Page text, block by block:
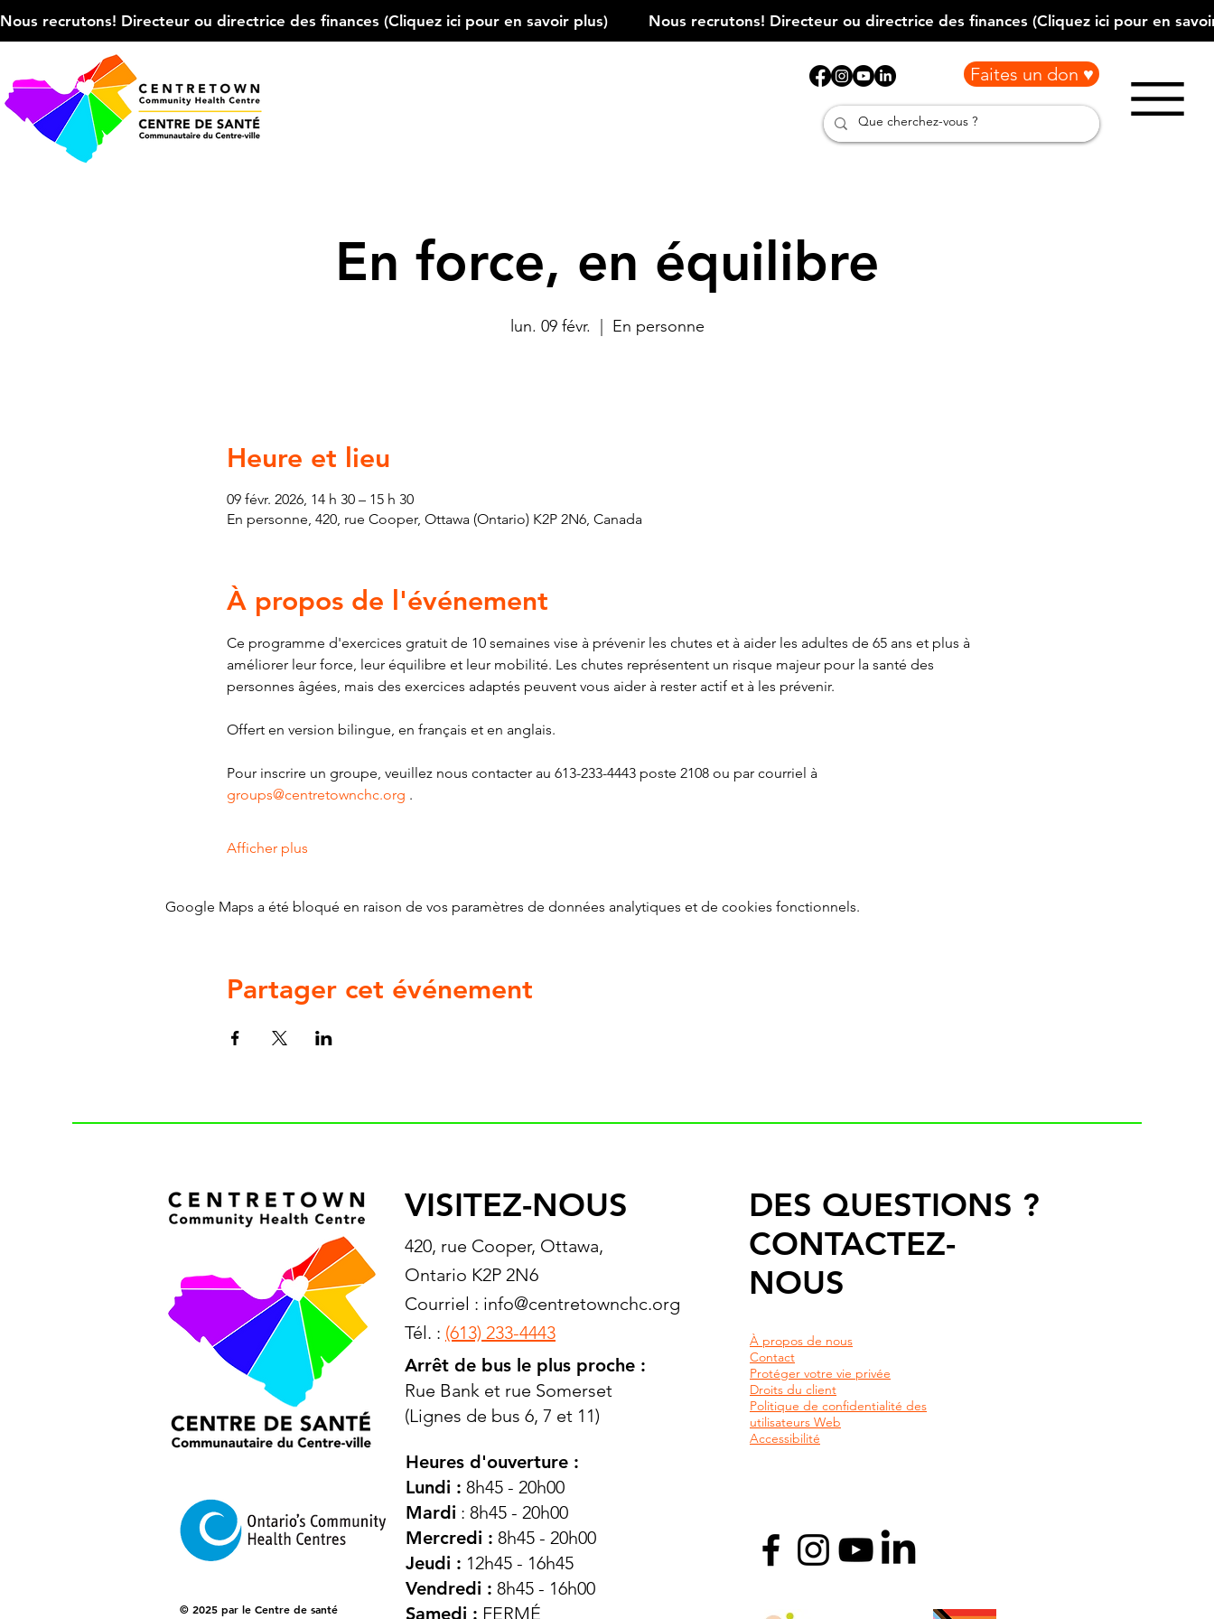
Nous recrutons! Directeur ou directrice des finances (Cliquez ici pour en savoir plus)
Faites un don ♥
En force, en équilibre
lun. 09 févr. En personne
Heure et lieu
09 févr. 2026, 14 h 30 – 15 h 30
En personne, 420, rue Cooper, Ottawa (Ontario) K2P 2N6, Canada
À propos de l'événement
Ce programme d'exercices gratuit de 10 semaines vise à prévenir les chutes et à aider les adultes de 65 ans et plus à
améliorer leur force, leur équilibre et leur mobilité. Les chutes représentent un risque majeur pour la santé des
personnes âgées, mais des exercices adaptés peuvent vous aider à rester actif et à les prévenir.
Offert en version bilingue, en français et en anglais.
Pour inscrire un groupe, veuillez nous contacter au 613-233-4443 poste 2108 ou par courriel à
groups@centretownchc.org .
Afficher plus
Google Maps a été bloqué en raison de vos paramètres de données analytiques et de cookies fonctionnels.
Partager cet événement
© 2025 par le Centre de santé
VISITEZ-NOUS
420, rue Cooper, Ottawa,
Ontario K2P 2N6
Courriel : info@centretownchc.org
Tél. : (613) 233-4443
Arrêt de bus le plus proche :
Rue Bank et rue Somerset
(Lignes de bus 6, 7 et 11)
Heures d'ouverture :
Lundi : 8h45 - 20h00
Mardi : 8h45 - 20h00
Mercredi : 8h45 - 20h00
Jeudi : 12h45 - 16h45
Vendredi : 8h45 - 16h00
Samedi : FERMÉ
DES QUESTIONS ?
CONTACTEZ-
NOUS
À propos de nous
Contact
Protéger votre vie privée
Droits du client
Politique de confidentialité des
utilisateurs Web
Accessibilité